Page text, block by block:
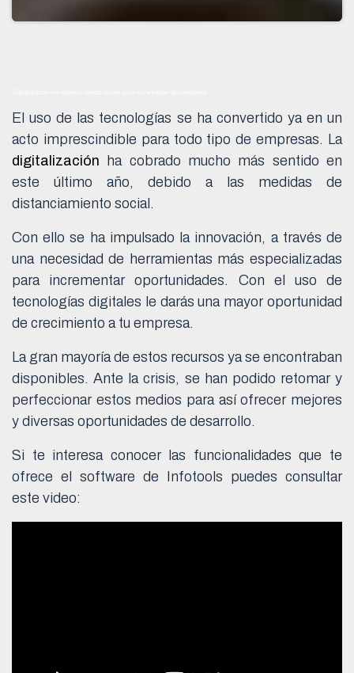
El uso de las tecnologías se ha convertido ya en un
acto imprescindible para todo tipo de empresas. La
digitalización ha cobrado mucho más sentido en
este último año, debido a las medidas de
distanciamiento social.
Con ello se ha impulsado la innovación, a través de
una necesidad de herramientas más especializadas
para incrementar oportunidades. Con el uso de
tecnologías digitales le darás una mayor oportunidad
de crecimiento a tu empresa.
La gran mayoría de estos recursos ya se encontraban
disponibles. Ante la crisis, se han podido retomar y
perfeccionar estos medios para así ofrecer mejores
y diversas oportunidades de desarrollo.
Si te interesa conocer las funcionalidades que te
ofrece el software de Infotools puedes consultar
este video: